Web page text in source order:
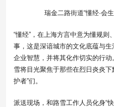
瑞金二路街道“懂经·会
“懂经”，在上海方言中意为懂规
事，这是深谙城市的文化底蕴与生
企业智慧，并将其化作切实的行
雪将目光聚焦于那些在烈日炎炎
护者”们。
派送现场，和路雪工作人员化身“